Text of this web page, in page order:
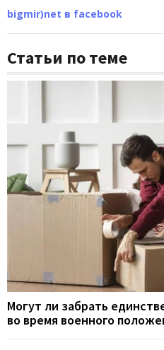
bigmir)net в facebook
Статьи по теме
Могут ли забрать
во время военного